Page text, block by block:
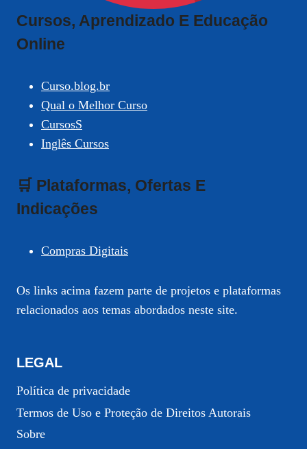
Cursos, Aprendizado E Educação
Online
Curso.blog.br
Qual o Melhor Curso
CursosS
Inglês Cursos
🛒 Plataformas, Ofertas E
Indicações
Compras Digitais
Os links acima fazem parte de projetos e plataformas
relacionados aos temas abordados neste site.
LEGAL
Política de privacidade
Termos de Uso e Proteção de Direitos Autorais
Sobre